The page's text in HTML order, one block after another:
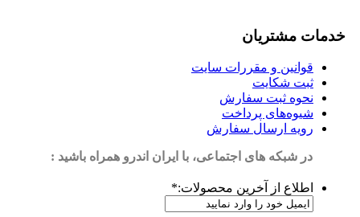
خدمات مشتریان
قوانین و مقررات سایت
ثبت شکایت
نحوه ثبت سفارش
شیوه‌های پرداخت
رویه ارسال سفارش
در شبکه های اجتماعی، با ایران اندرو همراه باشید :
اطلاع از آخرین محصولات:*